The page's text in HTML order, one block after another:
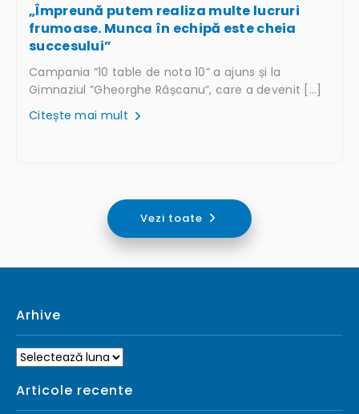
„Împreună putem realiza multe lucruri
frumoase. Munca în echipă este cheia
succesului”
Campania ”10 table de nota 10” a ajuns și la
Gimnaziul ”Gheorghe Râșcanu”, care a devenit […]
Citește mai mult
Vezi toate
Arhive
Arhive
Articole recente